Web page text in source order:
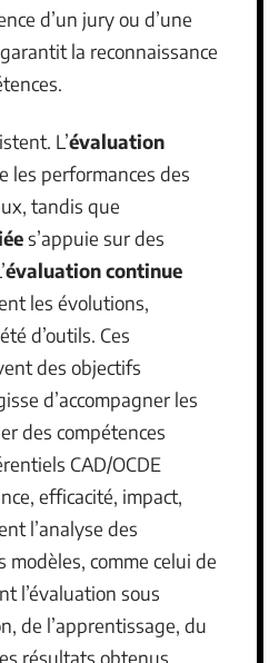
d’un jury ou d’une
la reconnaissance
L’évaluation
les performances des
tandis que
s’appuie sur des
évaluation continue
les évolutions,
d’outils. Ces
des objectifs
d’accompagner les
des compétences
CAD/OCDE
efficacité, impact,
l’analyse des
modèles, comme celui de
l’évaluation sous
de l’apprentissage, du
résultats obtenus.